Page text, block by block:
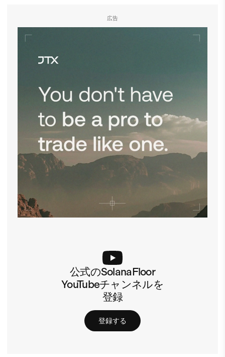
広告
公式のSolanaFloor
YouTubeチャンネルを
登録
登録する